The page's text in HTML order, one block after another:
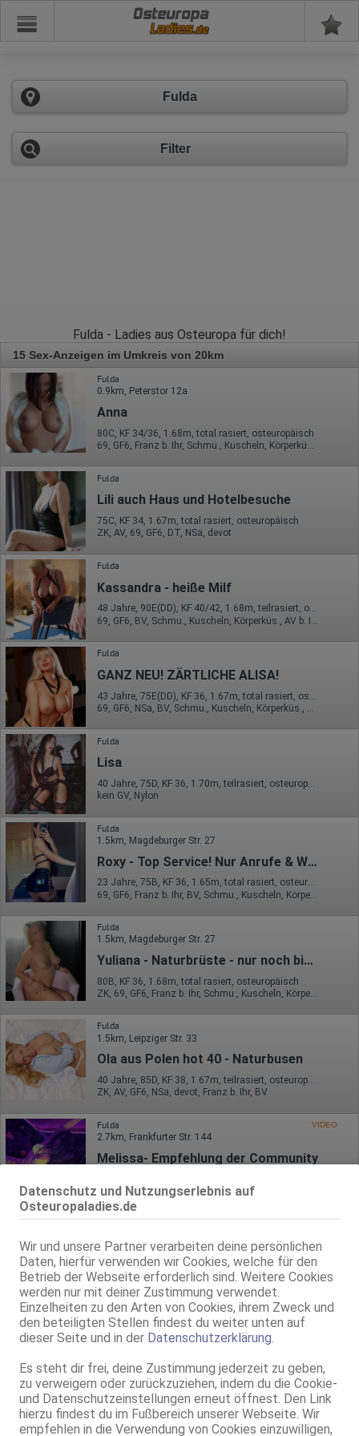
Datenschutz und Nutzungserlebnis auf
Osteuropaladies.de
Wir und unsere Partner verarbeiten deine persönlichen
Daten, hierfür verwenden wir Cookies, welche für den
Betrieb der Webseite erforderlich sind. Weitere Cookies
werden nur mit deiner Zustimmung verwendet.
Einzelheiten zu den Arten von Cookies, ihrem Zweck und
den beteiligten Stellen findest du weiter unten auf
dieser Seite und in der Datenschutzerklärung.
Es steht dir frei, deine Zustimmung jederzeit zu geben,
zu verweigern oder zurückzuziehen, indem du die Cookie-
und Datenschutzeinstellungen erneut öffnest. Den Link
hierzu findest du im Fußbereich unserer Webseite. Wir
empfehlen in die Verwendung von Cookies einzuwilligen,
Osteuropa
Fulda
Filter
Fulda - Ladies aus Osteuropa für dich!
15 Sex-Anzeigen im Umkreis von 20km
Fulda
0.9km, Peterstor 12a
Anna
80C, KF 34/36, 1.68m, total rasiert, osteuropäisch
69, GF6, Franz b. Ihr, Schmu., Kuscheln, Körperküs., DSa, DSp
Fulda
Lili auch Haus und Hotelbesuche
75C, KF 34, 1.67m, total rasiert, osteuropäisch
ZK, AV, 69, GF6, DT, NSa, devot
Fulda
Kassandra - heiße Milf
48 Jahre, 90E(DD), KF 40/42, 1.68m, teilrasiert, osteuropäisch
Fulda
GANZ NEU! ZÄRTLICHE ALISA!
69, GF6, NSa, BV, Schmu., Kuscheln, Körperküs., DSa
Fulda
Lisa
40 Jahre, 75D, KF 36, 1.70m, teilrasiert, osteuropäisch
kein GV, Nylon
Fulda
1.5km, Magdeburger Str. 27
Roxy - Top Service! Nur Anrufe & WA - Keine SMS!
23 Jahre, 75B, KF 36, 1.65m, total rasiert, osteuropäisch
Fulda
1.5km, Magdeburger Str. 27
Yuliana - Naturbrüste - nur noch bis Freitag da!
80B, KF 36, 1.68m, total rasiert, osteuropäisch
ZK, 69, GF6, Franz b. Ihr, Schmu., Kuscheln, Körperküs., DSa
Fulda
1.5km, Leipziger Str. 33
Ola aus Polen hot 40 - Naturbusen
40 Jahre, 85D, KF 38, 1.67m, teilrasiert, osteuropäisch
ZK, AV, GF6, NSa, devot, Franz b. Ihr, BV
Fulda VIDEO
2.7km, Frankfurter Str. 144
Melissa- Empfehlung der Community
ZK, 69, GF6, NSa, Franz b. Ihr, BV, Körperküs.
Fulda
Naturschönheit Claudia
28 Jahre, 75B, KF 34/36, 1.70m, total rasiert, osteuropäisch
Fulda
2.7km, Frankfurter Str. 144
23 Jahre, 75B, 1.70m, total rasiert, osteuropäisch
NSa, dominant, AV b. Ihm, RS, Nylon